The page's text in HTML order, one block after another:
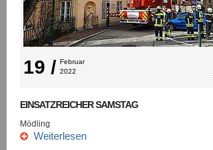
19 / Februar
2022
EINSATZREICHER SAMSTAG
Mödling
Weiterlesen